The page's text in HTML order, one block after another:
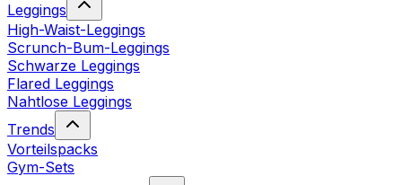
Leggings
High-Waist-Leggings
Scrunch-Bum-Leggings
Schwarze Leggings
Flared Leggings
Nahtlose Leggings
Trends
Vorteilspacks
Gym-Sets